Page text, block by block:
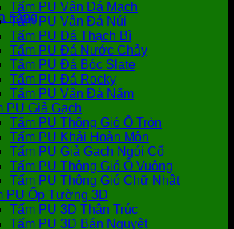
hàng
Tấm PU Vân Đá Mạch
Tấm PU Vân Đá Núi
Tấm PU Đá Thạch Bì
Tấm PU Đá Nước Chảy
Tấm PU Đá Bóc Slate
Tấm PU Đá Rocky
Tấm PU Vân Đá Nấm
PU Giả Gạch
Tấm PU Thông Gió Ô Tròn
Tấm PU Khải Hoàn Môn
Tấm PU Giả Gạch Ngói Cổ
Tấm PU Thông Gió Ô Vuông
Tấm PU Thông Gió Chữ Nhật
PU Ốp Tường 3D
Tấm PU 3D Thân Trúc
Tấm PU 3D Bán Nguyệt